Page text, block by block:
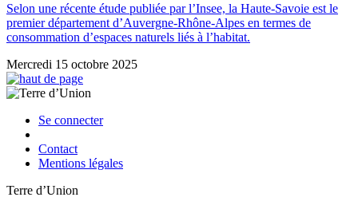
Selon une récente étude publiée par l’Insee, la Haute-Savoie est le
premier département d’Auvergne-Rhône-Alpes en termes de
consommation d’espaces naturels liés à l’habitat.
Mercredi 15 octobre 2025
Se connecter
Contact
Mentions légales
Terre d’Union